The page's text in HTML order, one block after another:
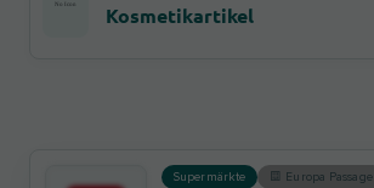
Kosmetikartikel
Supermärkte Europa Passage